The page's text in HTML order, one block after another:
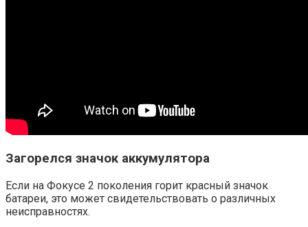
Загорелся значок аккумулятора
Если на Фокусе 2 поколения горит красный значок
батареи, это может свидетельствовать о различных
неисправностях.